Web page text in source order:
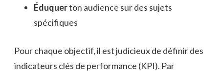
Éduquerton audience sur des sujets
spécifiques
Pour chaque objectif, il est judicieux de définir des
indicateurs clés de performance (KPI). Par